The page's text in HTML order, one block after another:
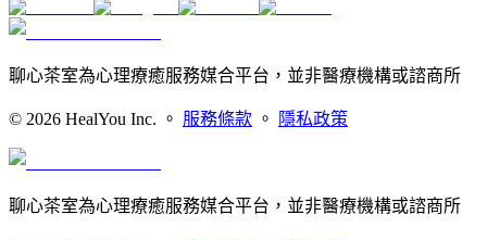
聊心茶室為心理療癒服務媒合平台，並非醫療機構或諮商所
© 2026 HealYou Inc. 。 服務條款 。 隱私政策
聊心茶室為心理療癒服務媒合平台，並非醫療機構或諮商所